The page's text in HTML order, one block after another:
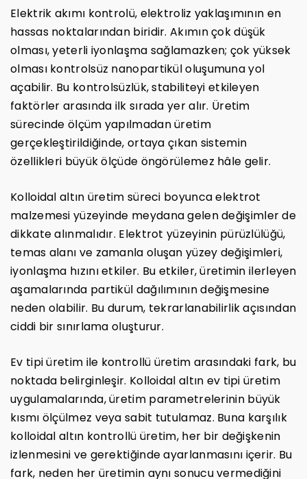
Elektrik akımı kontrolü, elektroliz yaklaşımının en
hassas noktalarından biridir. Akımın çok düşük
olması, yeterli iyonlaşma sağlamazken; çok yüksek
olması kontrolsüz nanopartikül oluşumuna yol
açabilir. Bu kontrolsüzlük, stabiliteyi etkileyen
faktörler arasında ilk sırada yer alır. Üretim
sürecinde ölçüm yapılmadan üretim
gerçekleştirildiğinde, ortaya çıkan sistemin
özellikleri büyük ölçüde öngörülemez hâle gelir.
Kolloidal altın üretim süreci boyunca elektrot
malzemesi yüzeyinde meydana gelen değişimler de
dikkate alınmalıdır. Elektrot yüzeyinin pürüzlülüğü,
temas alanı ve zamanla oluşan yüzey değişimleri,
iyonlaşma hızını etkiler. Bu etkiler, üretimin ilerleyen
aşamalarında partikül dağılımının değişmesine
neden olabilir. Bu durum, tekrarlanabilirlik açısından
ciddi bir sınırlama oluşturur.
Ev tipi üretim ile kontrollü üretim arasındaki fark, bu
noktada belirginleşir. Kolloidal altın ev tipi üretim
uygulamalarında, üretim parametrelerinin büyük
kısmı ölçülmez veya sabit tutulamaz. Buna karşılık
kolloidal altın kontrollü üretim, her bir değişkenin
izlenmesini ve gerektiğinde ayarlanmasını içerir. Bu
fark, neden her üretimin aynı sonucu vermediğini